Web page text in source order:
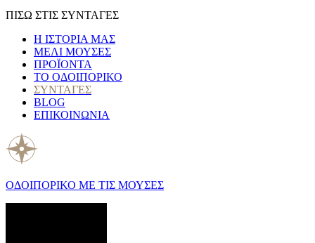
ΠΙΣΩ ΣΤΙΣ ΣΥΝΤΑΓΕΣ
Η ΙΣΤΟΡΙΑ ΜΑΣ
ΜΕΛΙ ΜΟΥΣΕΣ
ΠΡΟΪΟΝΤΑ
ΤΟ ΟΔΟΙΠΟΡΙΚΟ
ΣΥΝΤΑΓΕΣ
BLOG
ΕΠΙΚΟΙΝΩΝΙΑ
ΟΔΟΙΠΟΡΙΚΟ ΜΕ ΤΙΣ ΜΟΥΣΕΣ